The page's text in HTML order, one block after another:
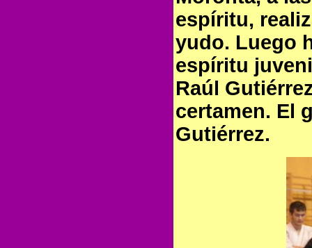
espíritu,
yudo. Luego
espíritu
Raúl
certamen. El
Gutiérrez.